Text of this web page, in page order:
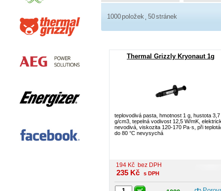
1000 položek 50stránek
Thermal Grizzly Kryonaut 1g
teplovodivá pasta, hmotnost 1 g, hustota 3,7
g/cm3, tepelná vodivost 12,5 W/mK,
nevodivá, viskozita 120-170 Pa·s, při
do 80 °C nevysychá
194 Kč bez DPH
235 Kč s DPH